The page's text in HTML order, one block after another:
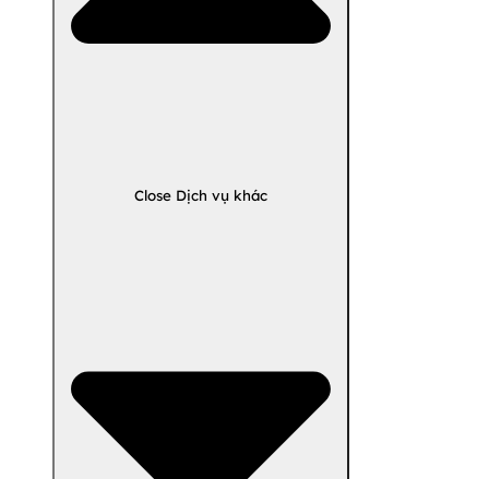
Close Dịch vụ khác